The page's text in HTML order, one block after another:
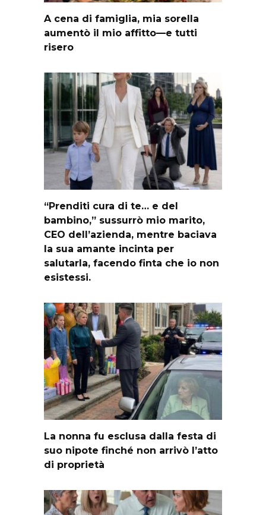
A cena di famiglia, mia sorella
aumentò il mio affitto—e tutti
risero
“Prenditi cura di te… e del
bambino,” sussurrò mio marito,
CEO dell’azienda, mentre baciava
la sua amante incinta per
salutarla, facendo finta che io non
esistessi.
La nonna fu esclusa dalla festa di
suo nipote finché non arrivò l’atto
di proprietà